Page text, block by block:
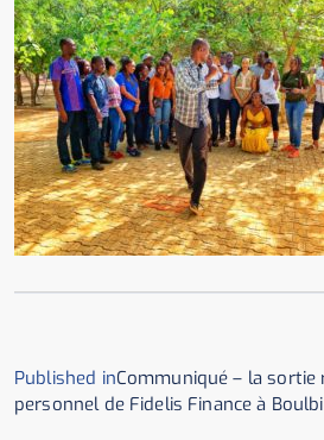
Published inCommuniqué – la sortie
personnel de Fidelis Finance à Boulbi